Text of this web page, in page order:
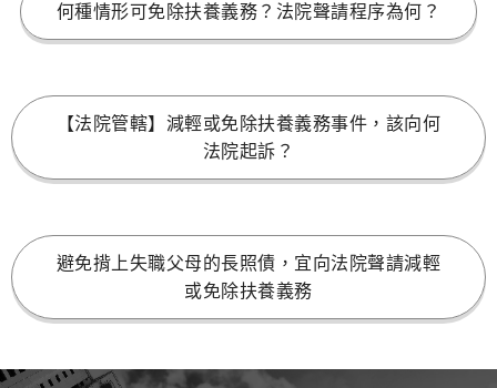
何種情形可免除扶養義務？法院聲請程序為何？
【法院管轄】減輕或免除扶養義務事件，該向何
法院起訴？
避免揹上失職父母的長照債，宜向法院聲請減輕
或免除扶養義務